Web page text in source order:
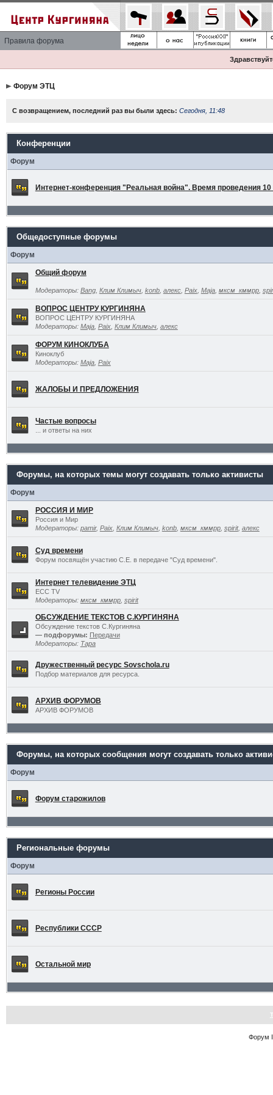
Правила форума
Форум ЭТЦ
С возвращением, последний раз вы были здесь: Сегодня, 11:48
Конференции
Форум
Интернет-конференция "Реальная война". Время проведения 10
Общедоступные форумы
Форум
Общий форум
Модераторы: Bang, Клим Климыч, konb, алекс, Paix, Maja, мксм_кммрр,
ВОПРОС ЦЕНТРУ КУРГИНЯНА
ВОПРОС ЦЕНТРУ КУРГИНЯНА
Модераторы: Maja, Paix, Клим Климыч, алекс
ФОРУМ КИНОКЛУБА
Киноклуб
Модераторы: Maja, Paix
ЖАЛОБЫ И ПРЕДЛОЖЕНИЯ
Частые вопросы
... и ответы на них
Форумы, на которых темы могут создавать только активисты
Форум
РОССИЯ И МИР
Россия и Мир
Модераторы: pamir, Paix, Клим Климыч, konb, мксм_кммрр, spirit, алекс
Суд времени
Форум посвящён участию С.Е. в передаче "Суд времени".
Интернет телевидение ЭТЦ
ECC TV
Модераторы: мксм_кммрр, spirit
ОБСУЖДЕНИЕ ТЕКСТОВ С.КУРГИНЯНА
Обсуждение текстов С.Кургиняна
— подфорумы: Передачи
Модераторы: Тара
Дружественный ресурс Sovschola.ru
Подбор материалов для ресурса.
АРХИВ ФОРУМОВ
АРХИВ ФОРУМОВ
Форумы, на которых сообщения могут создавать только
Форум
Форум старожилов
Региональные форумы
Форум
Регионы России
Республики СССР
Остальной мир
Форум